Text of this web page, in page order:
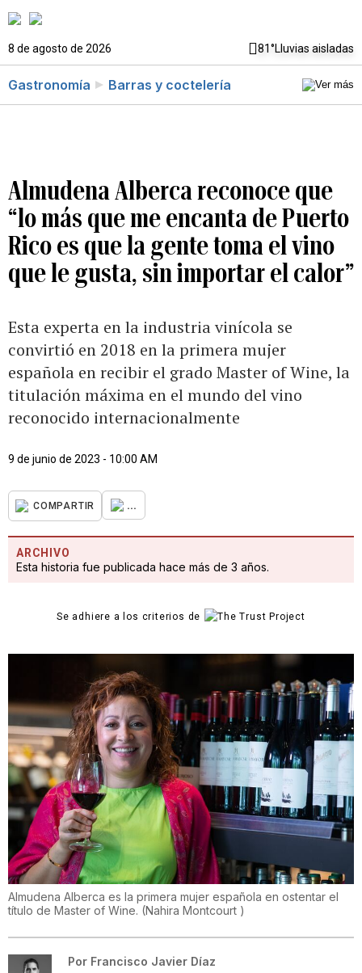
8 de agosto de 2026 81°Lluvias aisladas
Gastronomía Barras y coctelería
Almudena Alberca reconoce que
“lo más que me encanta de Puerto
Rico es que la gente toma el vino
que le gusta, sin importar el calor”
Esta experta en la industria vinícola se
convirtió en 2018 en la primera mujer
española en recibir el grado Master of Wine, la
titulación máxima en el mundo del vino
reconocido internacionalmente
9 de junio de 2023 - 10:00 AM
COMPARTIR ...
ARCHIVO
Esta historia fue publicada hace más de 3 años.
Se adhiere a los criterios de
Almudena Alberca es la primera mujer española en ostentar el
título de Master of Wine. (Nahira Montcourt )
Por Francisco Javier Díaz